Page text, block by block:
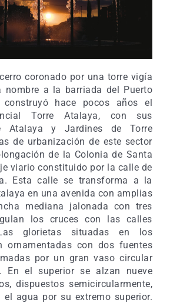
coronado por una torre vigía
nombre a la barriada del Puerto
hace pocos años el
Torre Atalaya, con sus
Atalaya y Jardines de Torre
de urbanización de este sector
de la Colonia de Santa
viario constituido por la calle de
Esta calle se transforma a la
en una avenida con amplias
mediana jalonada con tres
los cruces con las calles
glorietas situadas en los
ornamentadas con dos fuentes
por un gran vaso circular
En el superior se alzan nueve
dispuestos semicircularmente,
agua por su extremo superior.